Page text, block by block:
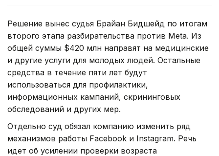
Решение вынес судья Брайан Бидшейд по итогам
второго этапа разбирательства против Meta. Из
общей суммы $420 млн направят на медицинские
и другие услуги для молодых людей. Остальные
средства в течение пяти лет будут
использоваться для профилактики,
информационных кампаний, скрининговых
обследований и других мер.
Отдельно суд обязал компанию изменить ряд
механизмов работы Facebook и Instagram. Речь
идет об усилении проверки возраста